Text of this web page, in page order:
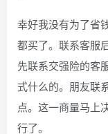
幸好我没有为了省
都买了。联系客服
先联系交强险的客
式什么的。朋友联
点。这一商量马上
行了。